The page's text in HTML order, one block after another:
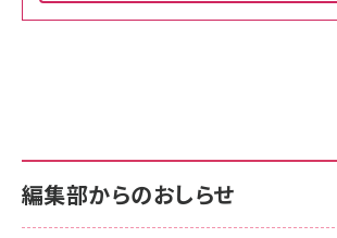
￥880
anan(アンアン)2026/06/24
スペシャルエディション[王道エ
サポート正規品 メーカー保証
NIMASO ガラスフィルム
サポート正規品 メーカー保証
Amazon eギフトカード -
編集部からのおしらせ